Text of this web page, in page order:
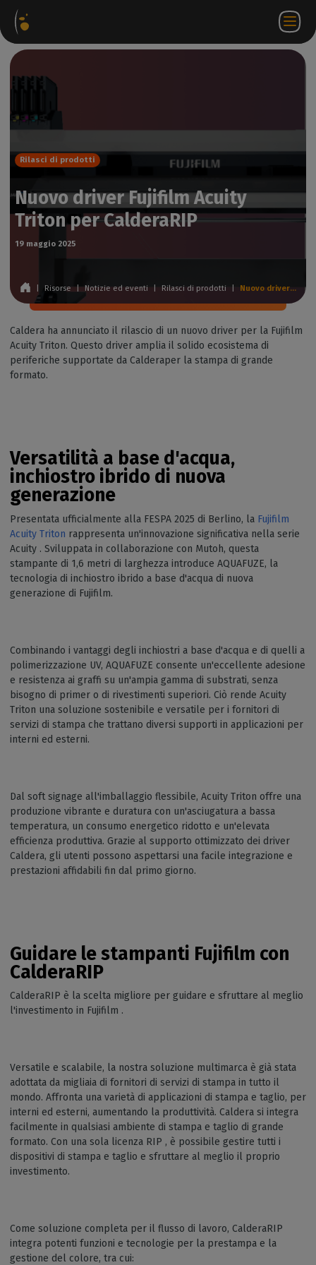
IT
Rilasci di prodotti
Nuovo driver Fujifilm Acuity
Triton per CalderaRIP
19 maggio 2025
Risorse | Notizie ed eventi Rilasci di prodotti Nuovo driver Fujifilm Acuity Triton per CalderaRIP
Caldera ha annunciato il rilascio di un nuovo driver per la Fujifilm
Acuity Triton. Questo driver amplia il solido ecosistema di
periferiche supportate da Calderaper la stampa di grande
formato.
Versatilità a base d'acqua,
inchiostro ibrido di nuova
generazione
Presentata ufficialmente alla FESPA 2025 di Berlino, la Fujifilm
Acuity Triton rappresenta un'innovazione significativa nella serie
Acuity . Sviluppata in collaborazione con Mutoh, questa
stampante di 1,6 metri di larghezza introduce AQUAFUZE, la
tecnologia di inchiostro ibrido a base d'acqua di nuova
generazione di Fujifilm.
Combinando i vantaggi degli inchiostri a base d'acqua e di quelli a
polimerizzazione UV, AQUAFUZE consente un'eccellente adesione
e resistenza ai graffi su un'ampia gamma di substrati, senza
bisogno di primer o di rivestimenti superiori. Ciò rende Acuity
Triton una soluzione sostenibile e versatile per i fornitori di
servizi di stampa che trattano diversi supporti in applicazioni per
interni ed esterni.
Dal soft signage all'imballaggio flessibile, Acuity Triton offre una
produzione vibrante e duratura con un'asciugatura a bassa
temperatura, un consumo energetico ridotto e un'elevata
efficienza produttiva. Grazie al supporto ottimizzato dei driver
Caldera, gli utenti possono aspettarsi una facile integrazione e
prestazioni affidabili fin dal primo giorno.
Guidare le stampanti Fujifilm con
CalderaRIP
CalderaRIP è la scelta migliore per guidare e sfruttare al meglio
l'investimento in Fujifilm .
Versatile e scalabile, la nostra soluzione multimarca è già stata
adottata da migliaia di fornitori di servizi di stampa in tutto il
mondo. Affronta una varietà di applicazioni di stampa e taglio, per
interni ed esterni, aumentando la produttività. Caldera si integra
facilmente in qualsiasi ambiente di stampa e taglio di grande
formato. Con una sola licenza RIP , è possibile gestire tutti i
dispositivi di stampa e taglio e sfruttare al meglio il proprio
investimento.
Come soluzione completa per il flusso di lavoro, CalderaRIP
integra potenti funzioni e tecnologie per la prestampa e la
gestione del colore, tra cui: